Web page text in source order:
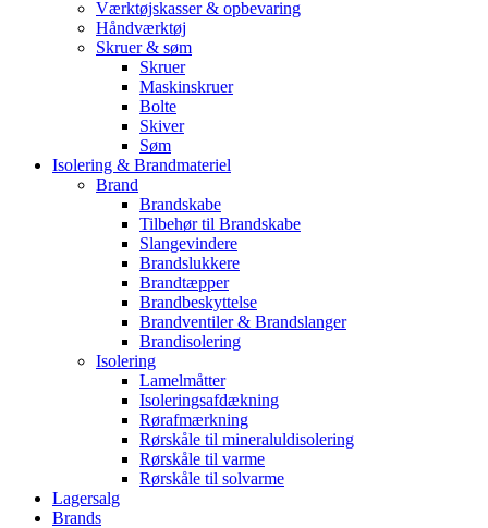
Værktøjskasser & opbevaring
Håndværktøj
Skruer & søm
Skruer
Maskinskruer
Bolte
Skiver
Søm
Isolering & Brandmateriel
Brand
Brandskabe
Tilbehør til Brandskabe
Slangevindere
Brandslukkere
Brandtæpper
Brandbeskyttelse
Brandventiler & Brandslanger
Brandisolering
Isolering
Lamelmåtter
Isoleringsafdækning
Rørafmærkning
Rørskåle til mineraluldisolering
Rørskåle til varme
Rørskåle til solvarme
Lagersalg
Brands